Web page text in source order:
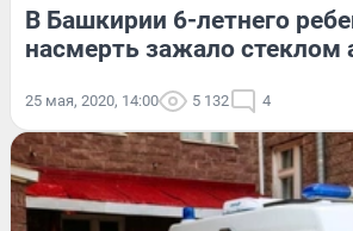
В Башкирии 6-летнего
насмерть зажало стеклом
25 мая, 2020, 14:00 5 132 4